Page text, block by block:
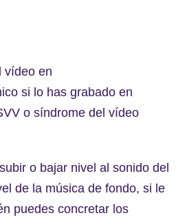
vídeo en
si lo has grabado en
o síndrome del vídeo
o bajar nivel al sonido del
de la música de fondo, si le
puedes concretar los